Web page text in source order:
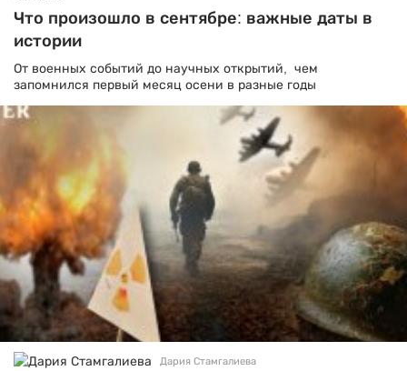
Что произошло в сентябре: важные даты в
истории
От военных событий до научных открытий, чем
запомнился первый месяц осени в разные годы
Дария Стамгалиева